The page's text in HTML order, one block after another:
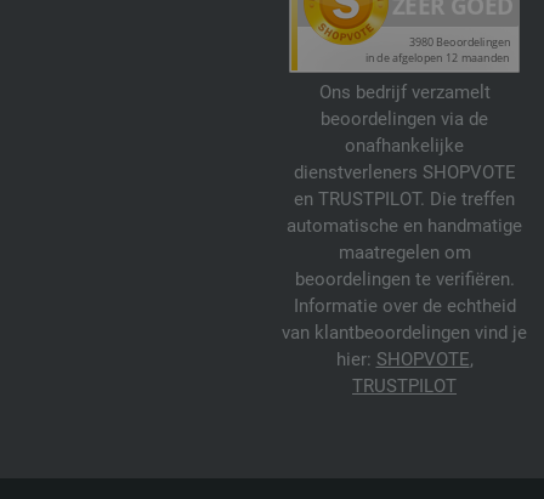
Ons bedrijf verzamelt
beoordelingen via de
onafhankelijke
dienstverleners SHOPVOTE
en TRUSTPILOT. Die treffen
automatische en handmatige
maatregelen om
beoordelingen te verifiëren.
Informatie over de echtheid
van klantbeoordelingen vind je
hier: SHOPVOTE,
TRUSTPILOT